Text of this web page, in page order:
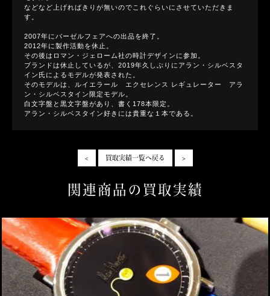
などなど上げればきりが無いのでこれぐらいにさせていただきま
す。
2007年にバーゼルフェアへの出品を終了。
2012年に製作活動を休止。
その後はロマン・ジェローム社の時計デザインに参加。
ブランドは休止しているが、2019年久しぶりにアラン・シルベスタ
イン氏によるモデルが発表された。
そのモデルは、ルイエラール エクセレンス レギュレーター アラ
ン・シルベスタイン限定モデル。
白文字盤と黒文字盤があり、書く178本限定。
アラン・シルベスタイン好きには貴重な１本である。
>
買取実績一覧へ戻る
<
関連商品の買取実績